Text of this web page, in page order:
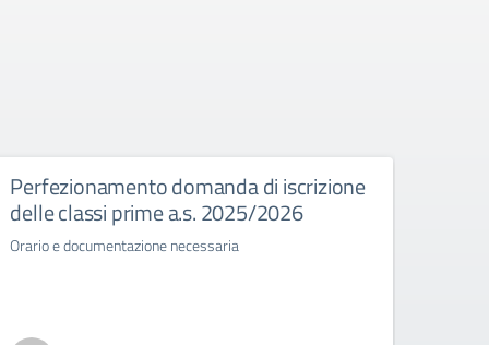
Perfezionamento domanda di iscrizione
delle classi prime a.s. 2025/2026
Orario e documentazione necessaria